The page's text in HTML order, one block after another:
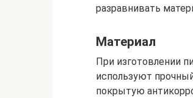
разравнивать
Материал
При изготовлении
используют
покрытую